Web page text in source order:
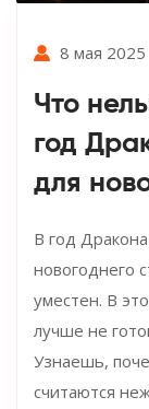
8 мая 2025
Что
год
для
В год
новогоднего
уместен. В
лучше не
Узнаешь,
считаются